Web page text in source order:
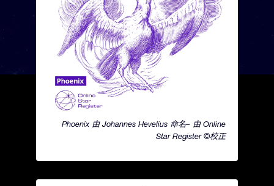
Phoenix 由 Johannes Hevelius 命名– 由 Online
Star Register ©校正